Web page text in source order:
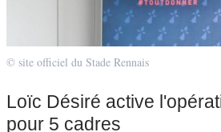
© site officiel du Stade Rennais
Loïc Désiré active
pour 5 cadres